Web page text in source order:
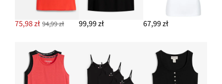
75,98 zł 94,99 zł 99,99 zł 67,99 zł